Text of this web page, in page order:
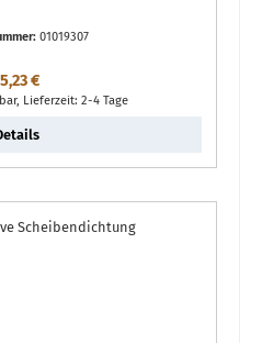
01019307
Preis:
€
Lieferzeit: 2-4 Tage